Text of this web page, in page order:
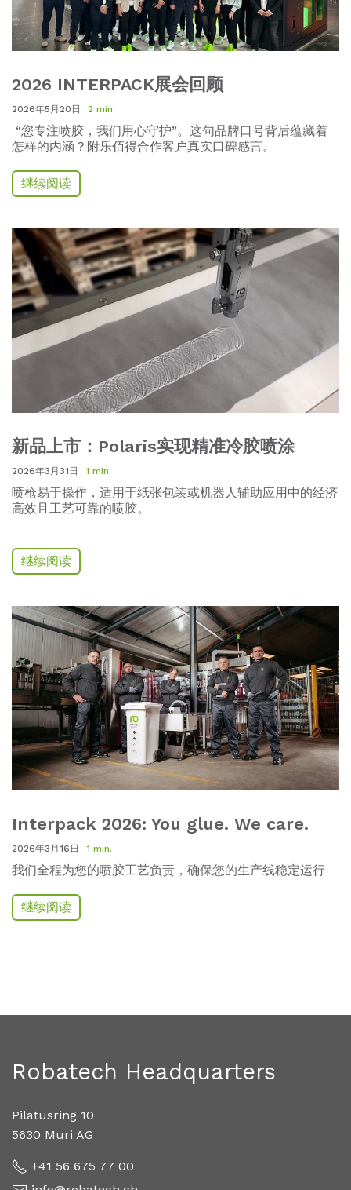
2026 INTERPACK展会回顾
2026年5月20日 2 min.
“您专注喷胶 ， 我们用心守护”。 这句品牌口号背后蕴藏着
怎样的内涵？附乐佰得合作客户真实口碑感言。
继续阅读
新品上市：Polaris实现精准冷胶喷涂
2026年3月31日 1 min.
喷枪易于操作，适用于纸张包装或机器人辅助应用中的经济
高效且工艺可靠的喷胶。
继续阅读
Interpack 2026: You glue. We care.
2026年3月16日 1 min.
我们全程为您的喷胶工艺负责，确保您的生产线稳定运行
继续阅读
Robatech Headquarters
Pilatusring 10
5630 Muri AG
+41 56 675 77 00